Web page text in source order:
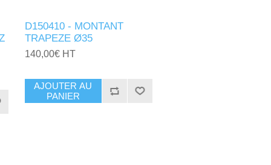
D150410 - MONTANT
TRAPEZE Ø35
140,00€ HT
AJOUTER AU
PANIER